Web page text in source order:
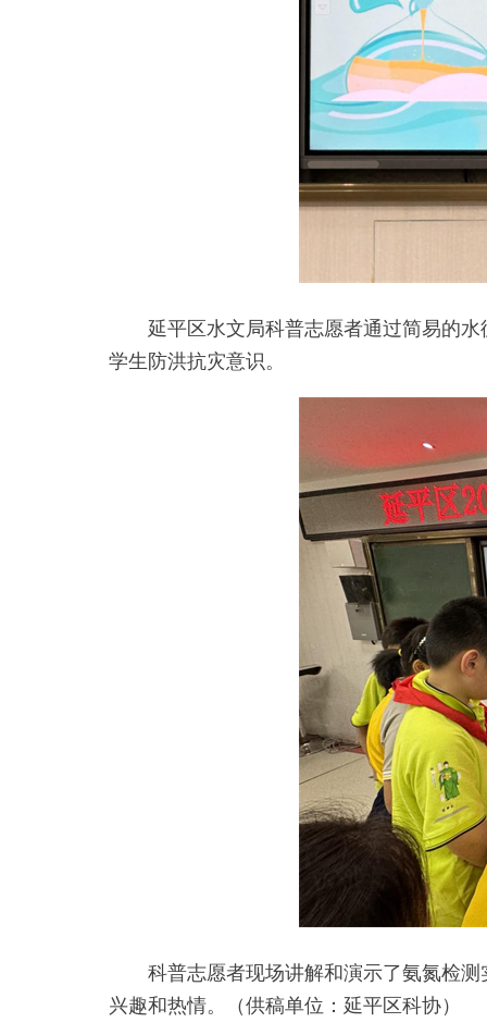
延平区水文局科普志愿者通过简易的
学生防洪抗灾意识。
科普志愿者现场讲解和演示了氨氮检
兴趣和热情。（供稿单位：延平区科协）